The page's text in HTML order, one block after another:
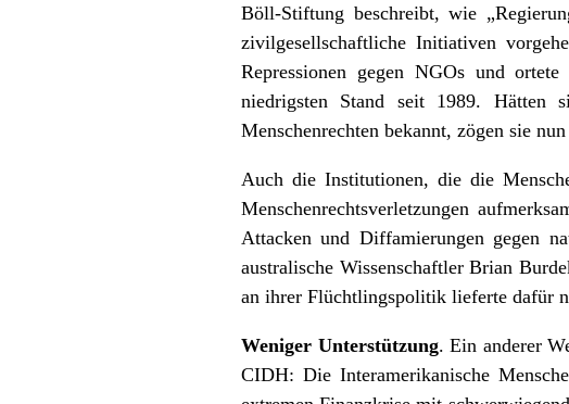
Böll-Stiftung beschreibt, wie
zivilgesellschaftliche Initiativen
Repressionen gegen NGOs und
niedrigsten Stand seit 1989. Hätten
Menschenrechten bekannt, zögen sie
Auch die Institutionen, die die
Menschenrechtsverletzungen
Attacken und Diffamierungen gegen
australische Wissenschaftler Brian
an ihrer Flüchtlingspolitik lieferte dafür
Weniger Unterstützung. Ein anderer
CIDH: Die Interamerikanische